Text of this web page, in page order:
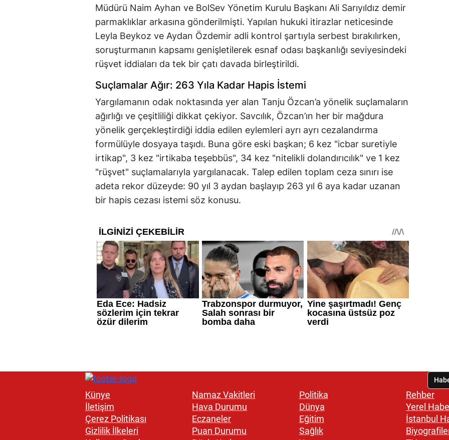
Müdürü Naim Ayhan ve BolSev Yönetim Kurulu Başkanı Ali Sarıyıldız demir
parmaklıklar arkasına gönderilmişti. Yapılan hukuki itirazlar neticesinde
Leyla Beykoz ve Aydan Özdemir adli kontrol şartıyla serbest bırakılırken,
soruşturmanın kapsamı genişletilerek esnaf odası başkanlığı seviyesindeki
rüşvet iddiaları da tek bir çatı davada birleştirildi.
Suçlamalar Ağır: 263 Yıla Kadar Hapis İstemi
Yargılamanın odak noktasında yer alan Tanju Özcan’a yönelik suçlamaların
ağırlığı ve çeşitliliği dikkat çekiyor. Savcılık, Özcan’ın her bir mağdura
yönelik gerçekleştirdiği iddia edilen eylemleri ayrı ayrı cezalandırma
formülüyle dosyaya taşıdı. Buna göre eski başkan; 6 kez "icbar suretiyle
irtikap", 3 kez "irtikaba teşebbüs", 34 kez "nitelikli dolandırıcılık" ve 1 kez
"rüşvet" suçlamalarıyla yargılanacak. Talep edilen toplam ceza sınırı ise
adeta rekor düzeyde: 90 yıl 3 aydan başlayıp 263 yıl 6 aya kadar uzanan
bir hapis cezası istemi söz konusu.
Künye
İletişim
Çerez Politikası
Gizlilik İlkeleri
Namaz Vakitleri
Hava Durumu
Eczaneler
Puan Durumu
Politika
Dünya
Eğitim
Sağlık
Rehber
Yerel
İstanbul